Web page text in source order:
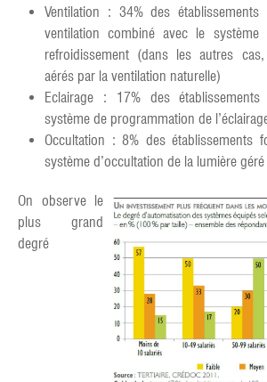
Ventilation : 34% des
ventilation combiné avec le
refroidissement (dans les autres
aérés par la ventilation naturelle)
Eclairage : 17% des
système de programmation de
Occultation : 8% des établissements
système d’occultation de la lumière
On observe le
plus grand
degré